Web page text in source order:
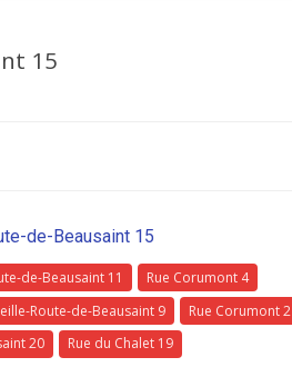
15
de-Beausaint 15
de-Beausaint 11
Rue Corumont 4
Route-de-Beausaint 9
Rue Corumont 2
20 Rue du Chalet 19